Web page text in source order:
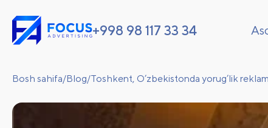
+998 98 117 33 34
Bosh sahifa/Blog/Toshkent, O’zbekistonda yorug’lik